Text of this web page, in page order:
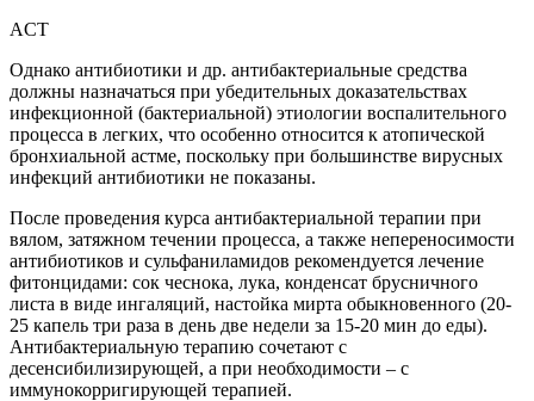
ACT
Однако антибиотики и др. антибактериальные средства
должны назначаться при убедительных доказательствах
инфекционной (бактериальной) этиологии воспалительного
процесса в легких, что особенно относится к атопической
бронхиальной астме, поскольку при большинстве вирусных
инфекций антибиотики не показаны.
После проведения курса антибактериальной терапии при
вялом, затяжном течении процесса, а также непереносимости
антибиотиков и сульфаниламидов рекомендуется лечение
фитонцидами: сок чеснока, лука, конденсат брусничного
листа в виде ингаляций, настойка мирта обыкновенного (20-
25 капель три раза в день две недели за 15-20 мин до еды).
Антибактериальную терапию сочетают с
десенсибилизирующей, а при необходимости – с
иммунокорригирующей терапией.